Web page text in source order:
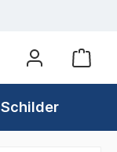
Schilder